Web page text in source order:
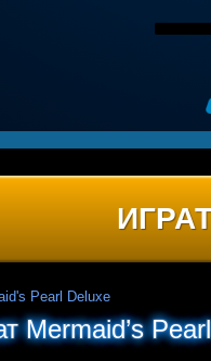
Pearl Deluxe
Mermaid’s